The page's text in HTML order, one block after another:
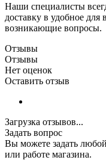
Наши специалисты
доставку в удобное для
возникающие вопросы.
Отзывы
Отзывы
Нет оценок
Оставить отзыв
Загрузка отзывов...
Задать вопрос
Вы можете задать
или работе магазина.